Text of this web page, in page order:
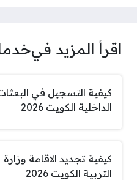
اقرأ المزيد في
كيفية التسجيل في
الداخلية الكويت 2026
كيفية تجديد الاقامة وزارة
التربية الكويت 2026